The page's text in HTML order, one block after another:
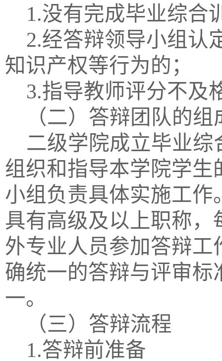
1.没有完成毕业综合
2.经答辩领导小组认
知识产权等行为的；
3.指导教师评分不及
（二）答辩团队的组
二级学院成立毕业综
组织和指导本学院学
小组负责具体实施工
具有高级及以上职称
外专业人员参加答辩
确统一的答辩与评审
一。
（三）答辩流程
1.答辩前准备